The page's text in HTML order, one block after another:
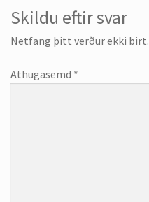
Skildu eftir svar
Netfang þitt verður ekki birt.
Athugasemd *